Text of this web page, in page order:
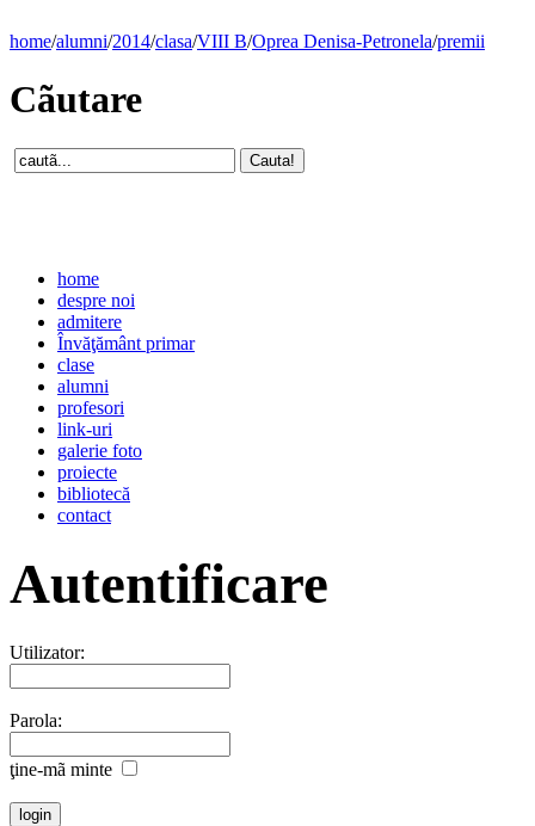
home/alumni/2014/clasa/VIII B/Oprea Denisa-Petronela/premii
Cãutare
home
despre noi
admitere
Învăţământ primar
clase
alumni
profesori
link-uri
galerie foto
proiecte
bibliotecă
contact
Autentificare
Utilizator:
Parola:
ţine-mã minte